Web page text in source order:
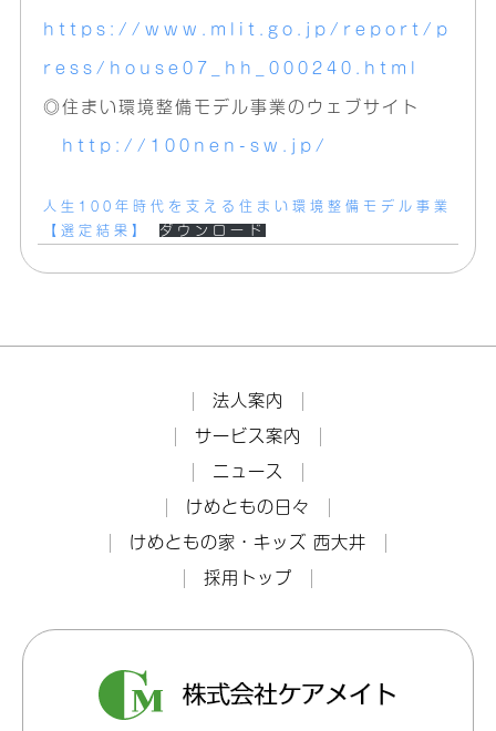
https://www.mlit.go.jp/report/p
ress/house07_hh_000240.html
◎住まい環境整備モデル事業のウェブサイト
http://100nen-sw.jp/
人生100年時代を支える住まい環境整備モデル事業
【選定結果】
ダウンロード
法人案内
サービス案内
ニュース
けめともの日々
けめともの家・キッズ 西大井
採用トップ